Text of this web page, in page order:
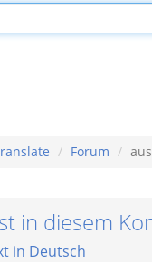
Forum
in diesem
in Deutsch